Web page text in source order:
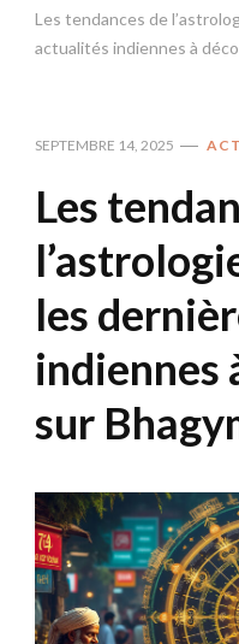
Les tendances de
actualités indiennes à
SEPTEMBRE 14, 2025
Les
les
indiennes
sur